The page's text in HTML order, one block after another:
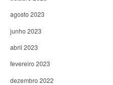
agosto 2023
junho 2023
abril 2023
fevereiro 2023
dezembro 2022